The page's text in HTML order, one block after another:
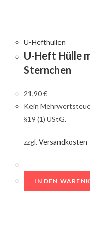
U-Hefthüllen
U-Heft Hülle
Sternchen
21,90€
Kein
§19 (1) UStG.
zzgl.Versandkosten
IN DEN